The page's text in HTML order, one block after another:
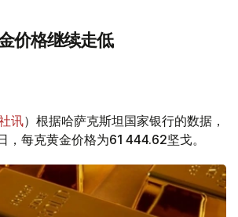
价格继续走低
讯）根据哈萨克斯坦国家银行的数据，
每克黄金价格为61 444.62坚戈。